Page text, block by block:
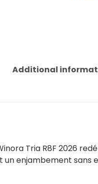
Additional
Tria R8F 2026
enjambement sans